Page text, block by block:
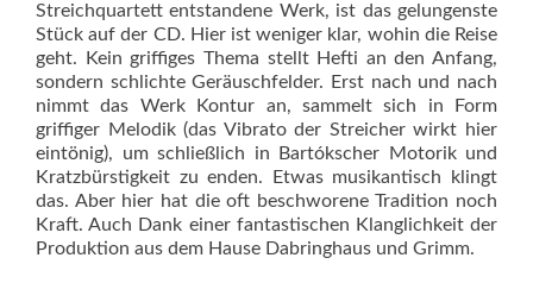
Streichquartett entstandene Werk, ist das gelungenste
Stück auf der CD. Hier ist weniger klar, wohin die Reise
geht. Kein griffiges Thema stellt Hefti an den Anfang,
sondern schlichte Geräuschfelder. Erst nach und nach
nimmt das Werk Kontur an, sammelt sich in Form
griffiger Melodik (das Vibrato der Streicher wirkt hier
eintönig), um schließlich in Bartók­scher Motorik und
Kratzbürstigkeit zu enden. Etwas musikantisch klingt
das. Aber hier hat die oft beschworene Tradition noch
Kraft. Auch Dank einer fantastischen Klanglichkeit der
Produktion aus dem Hause Dabringhaus und Grimm.